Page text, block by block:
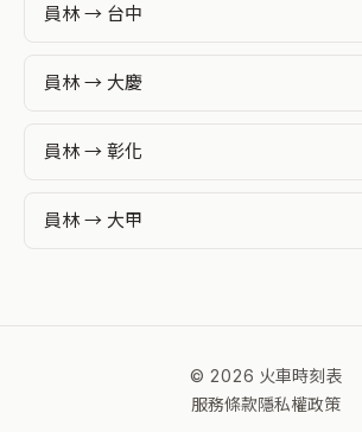
員林 → 台中
員林 → 大慶
員林 → 彰化
員林 → 大甲
© 2026 火車時刻表
服務條款隱私權政策